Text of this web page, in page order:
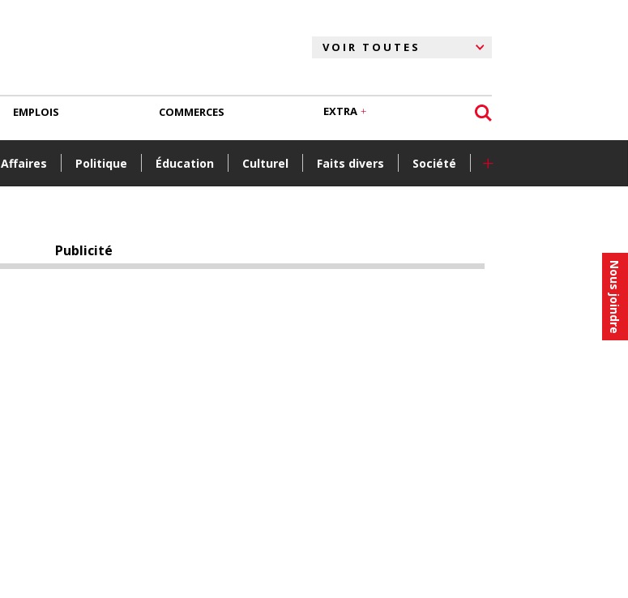
Nous joindre
Affaires Politique Éducation Culturel Faits divers Société +
EMPLOIS COMMERCES EXTRA
Publicité